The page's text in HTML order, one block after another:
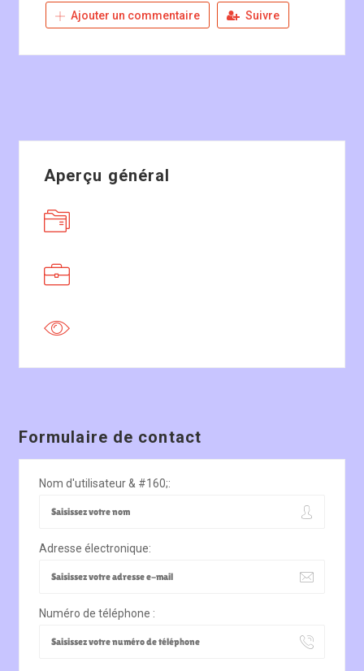
Ajouter un commentaire Suivre
Aperçu général
Formulaire de contact
Nom d'utilisateur & #160;:
Adresse électronique:
Numéro de téléphone :